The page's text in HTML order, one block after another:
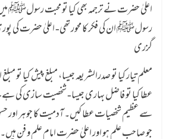
اعلیٰ حضرت نے ترجمہ بھی کیا تو محبت رسولﷺ
رسولﷺ ان کی فکر کا محور تھی- اعلیٰ حضرت کی
گزری
معلم تیار کیا تو صدرالشریعہ جیسا، مبلغ پیش کیا تو
عطا کیا تو فاضل بہاری جیسا- شخصیت سازی کی
سے عظیم شخصیات عطا کیں۔ آدمیت کا جوہر
جو صاحبِ علم ہو اور اعلیٰ حضرت امام علم و فن ہیں۔